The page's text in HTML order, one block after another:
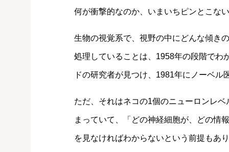
何が衝撃的なのか、いまいちピンとこな
生物の視覚系で、視野の中にどんな傾き
処理していることは、1958年の段階でわ
ドの研究者が見つけ、1981年にノーベ
ただ、それはネコの1個のニューロンレ
まっていて、「どの神経細胞が、どの情
を見なければわからないという前提もあ